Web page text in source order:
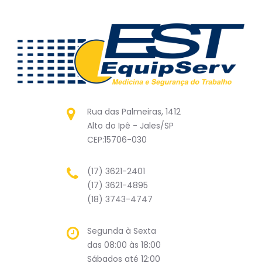
Rua das Palmeiras, 1412
Alto do Ipê - Jales/SP
CEP:15706-030
(17) 3621-2401
(17) 3621-4895
(18) 3743-4747
Segunda à Sexta
das 08:00 às 18:00
Sábados até 12:00